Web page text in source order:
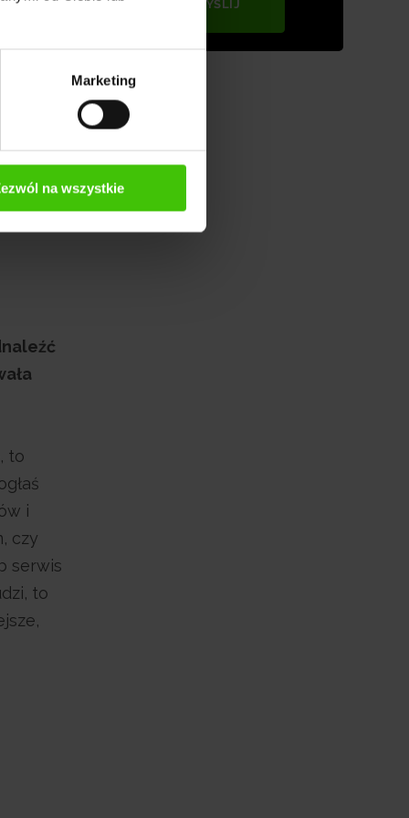
Marketing
na wszystkie
6-
to
i
czy
serwis
to
WYŚLIJ